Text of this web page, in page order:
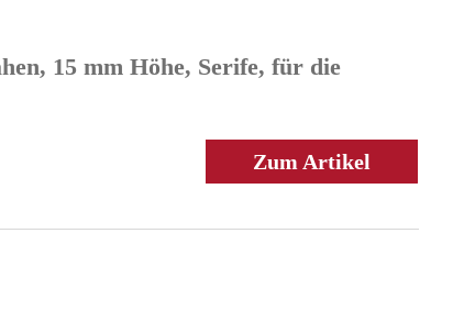
15 mm Höhe, Serife, für die
Zum Artikel